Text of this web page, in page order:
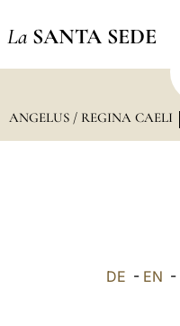
La SANTA SEDE
ANGELUS / REGINA CAELI
DE - EN -